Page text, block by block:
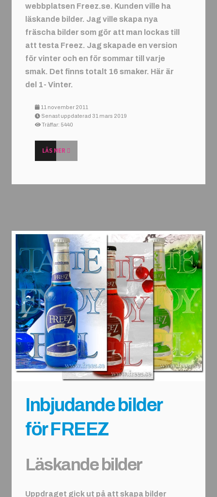
webbplatsen Freez.se. Kunden ville ha
läskande bilder. Jag ville skapa nya
fräscha bilder som gör att man lockas till
att testa Freez. Jag skapade en version
för vinter och en för sommar till varje
smak. Det finns totalt 16 smaker. Här är
del 1- Vinter.
11 november 2011
Senast uppdaterad 31 mars 2019
Träffar: 5440
LÄS MER
Inbjudande bilder
för FREEZ
Läskande bilder
Uppdraget gick ut på att skapa bilder